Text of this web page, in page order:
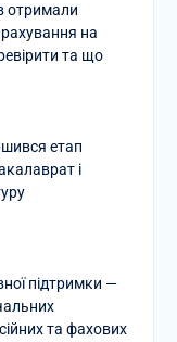
отримали
на
та що
етап
і
підтримки —
та фахових